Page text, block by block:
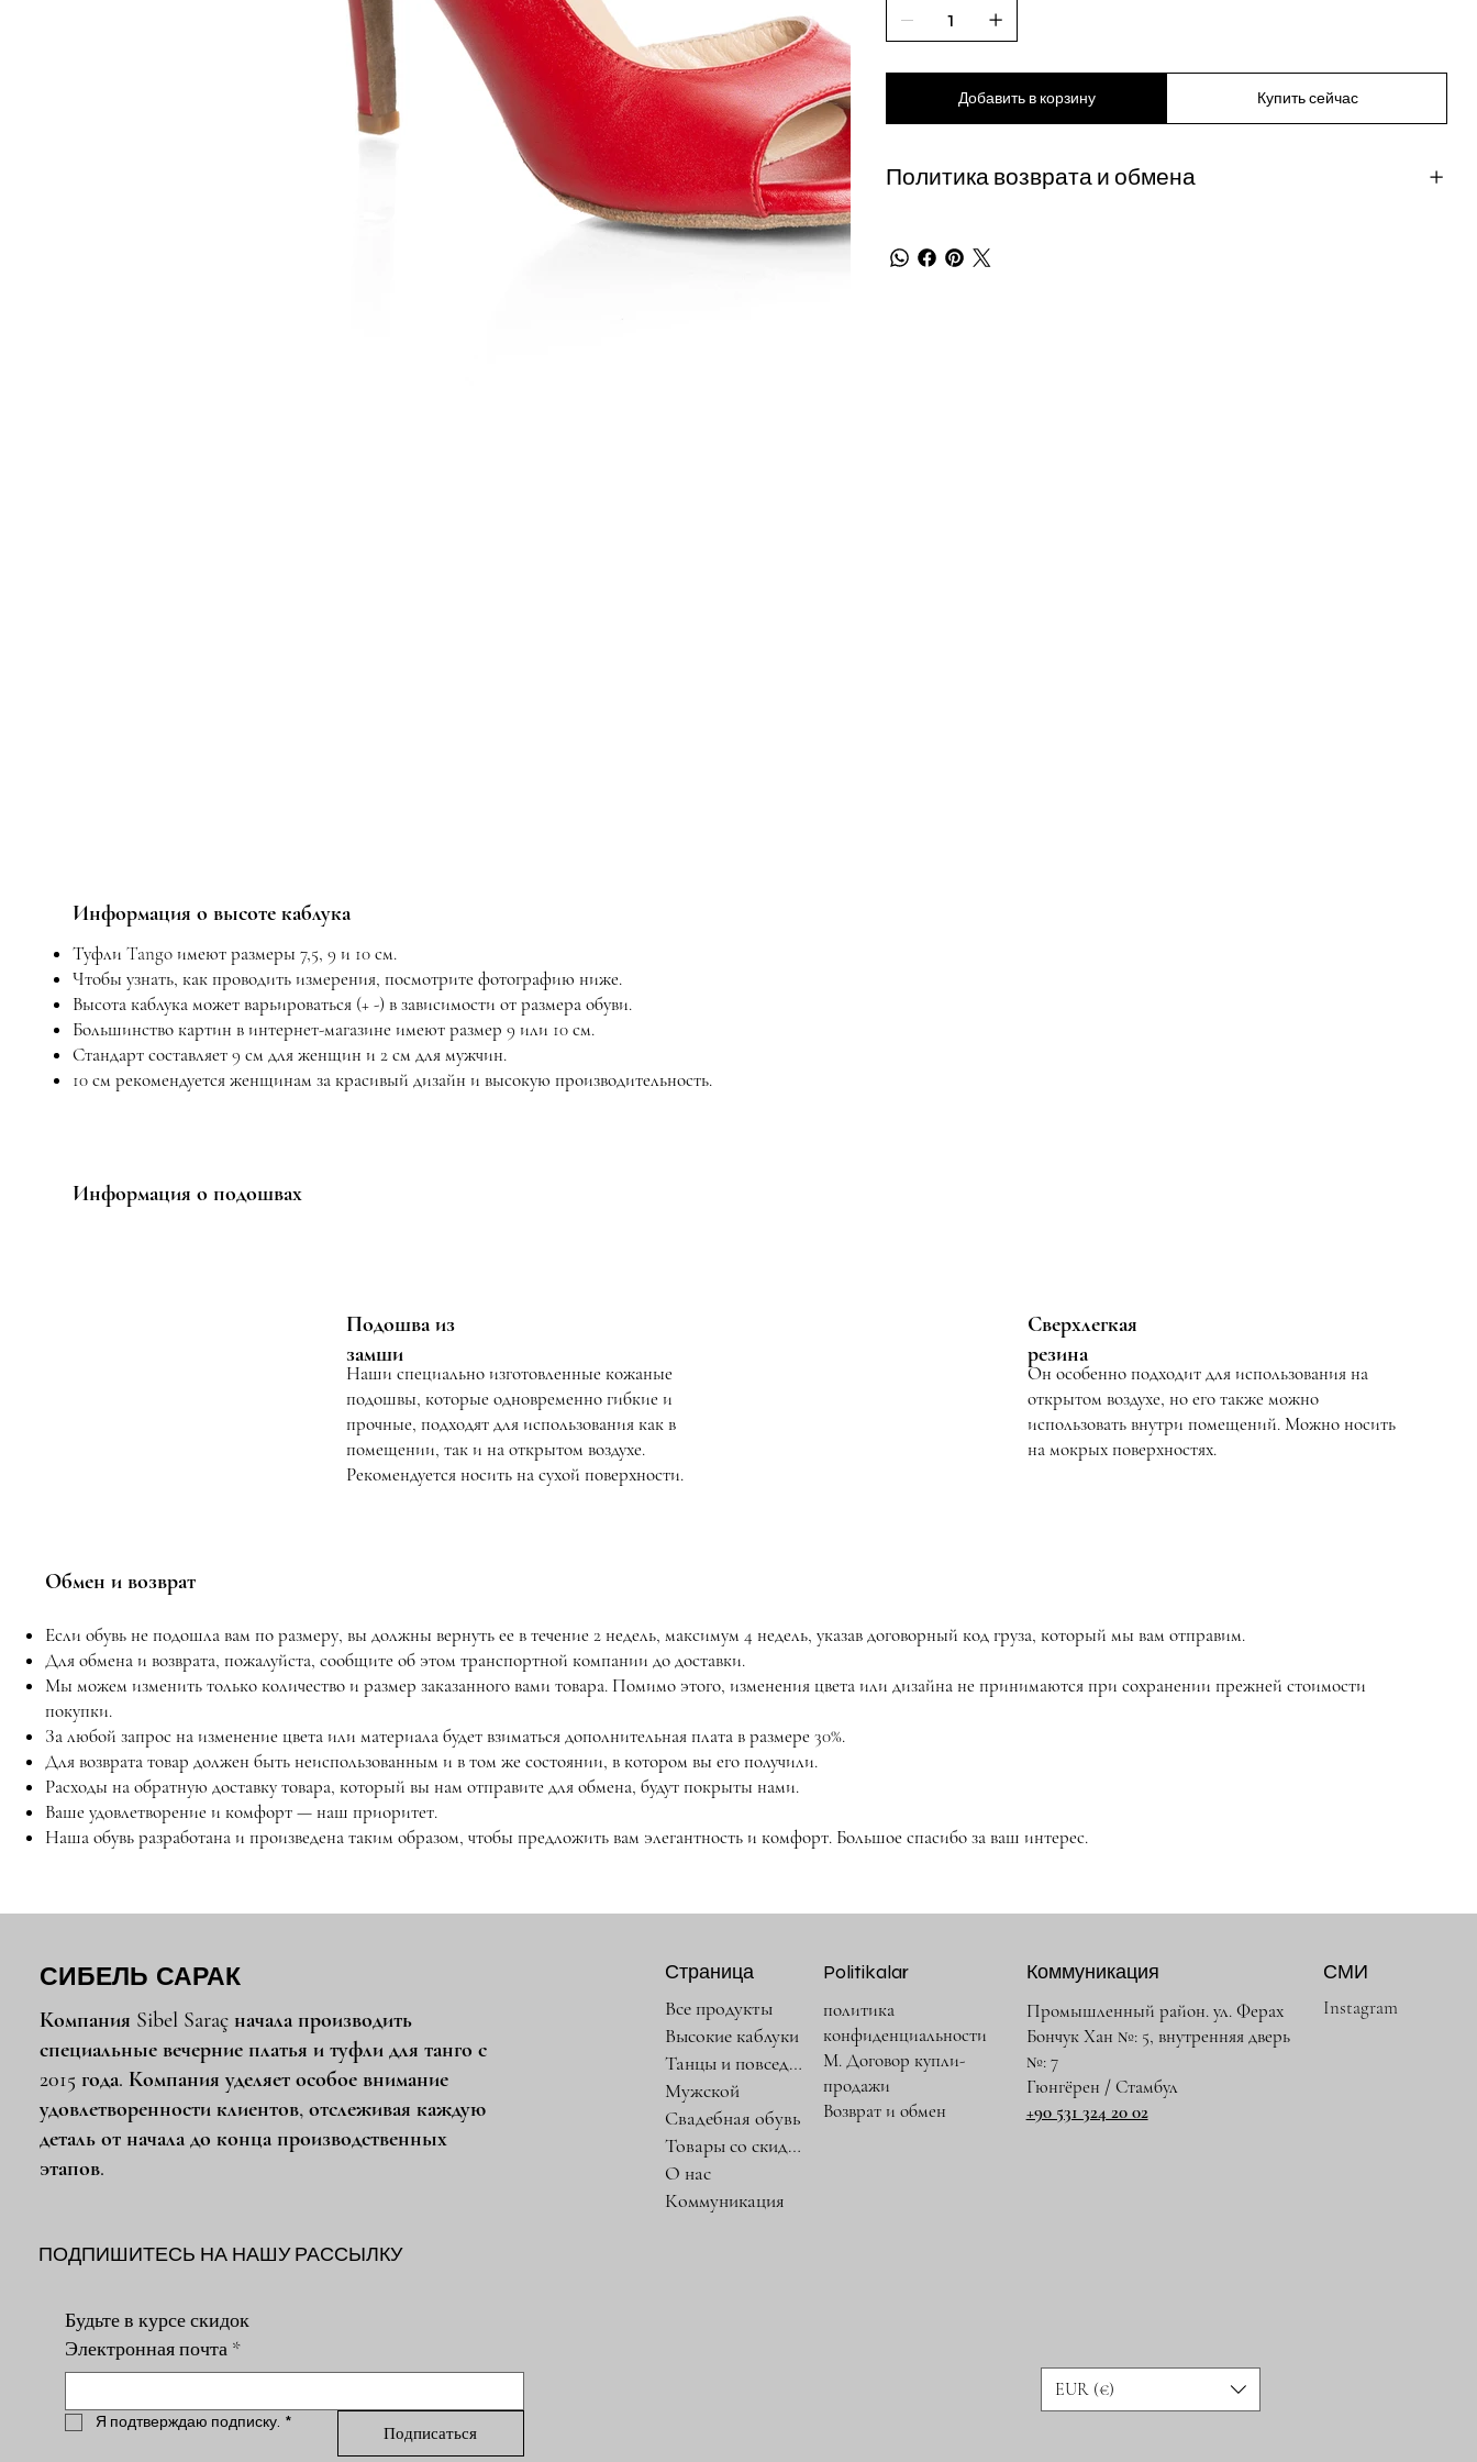
Добавить в корзину Купить сейчас
Политика возврата и обмена
Информация о высоте каблука
Туфли Tango имеют размеры 7,5, 9 и 10 см.
Чтобы узнать, как проводить измерения, посмотрите фотографию ниже.
Высота каблука может варьироваться (+ -) в зависимости от размера обуви.
Большинство картин в интернет-магазине имеют размер 9 или 10 см.
Стандарт составляет 9 см для женщин и 2 см для мужчин.
10 см рекомендуется женщинам за красивый дизайн и высокую производительность.
Информация о подошвах
Подошва из
замши
Сверхлегкая
резина
Обмен и возврат
Если обувь не подошла вам по размеру, вы должны вернуть ее в течение 2 недель, максимум 4 недель, указав договорный код груза, который мы вам отправим.
Для обмена и возврата, пожалуйста, сообщите об этом транспортной компании до доставки.
Мы можем изменить только количество и размер заказанного вами товара. Помимо этого, изменения цвета или дизайна не принимаются при сохранении прежней стоимости
покупки.
За любой запрос на изменение цвета или материала будет взиматься дополнительная плата в размере 30%.
Для возврата товар должен быть неиспользованным и в том же состоянии, в котором вы его получили.
Расходы на обратную доставку товара, который вы нам отправите для обмена, будут покрыты нами.
Ваше удовлетворение и комфорт — наш приоритет.
Наша обувь разработана и произведена таким образом, чтобы предложить вам элегантность и комфорт. Большое спасибо за ваш интерес.
Он особенно подходит для использования на
открытом воздухе, но его также можно
использовать внутри помещений. Можно носить
на мокрых поверхностях.
Наши специально изготовленные кожаные
подошвы, которые одновременно гибкие и
прочные, подходят для использования как в
помещении, так и на открытом воздухе.
Рекомендуется носить на сухой поверхности.
СИБЕЛЬ САРАК
Компания Sibel Saraç начала производить
специальные вечерние платья и туфли для танго с
2015 года. Компания уделяет особое внимание
удовлетворенности клиентов, отслеживая каждую
деталь от начала до конца производственных
этапов.
ПОДПИШИТЕСЬ НА НАШУ РАССЫЛКУ
Будьте в курсе скидок
Электронная почта *
Я подтверждаю подписку. *
Подписаться
Страница
Все продукты
Высокие каблуки
Танцы и повседневность
Мужской
Свадебная обувь
Товары со скидкой
О нас
Коммуникация
Politikalar
политика
конфиденциальности
М. Договор купли-
продажи
Возврат и обмен
Коммуникация
Промышленный район. ул. Ферах
Бончук Хан №: 5, внутренняя дверь
№: 7
Гюнгёрен / Стамбул
+90 531 324 20 02
EUR (€)
СМИ
Instagram